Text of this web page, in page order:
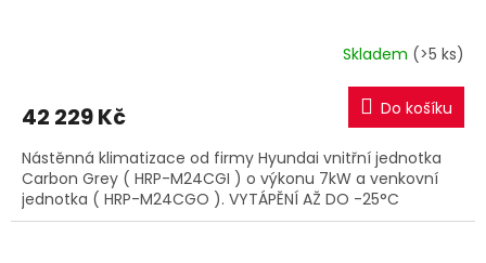
Skladem (>5 ks)
42 229 Kč Do košíku
Nástěnná klimatizace od firmy Hyundai vnitřní jednotka
Carbon Grey ( HRP-M24CGI ) o výkonu 7kW a venkovní
jednotka ( HRP-M24CGO ). VYTÁPĚNÍ AŽ DO -25°C